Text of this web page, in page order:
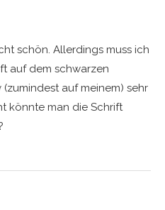
schön. Allerdings muss ich
auf dem schwarzen
auf meinem) sehr
könnte man die Schrift